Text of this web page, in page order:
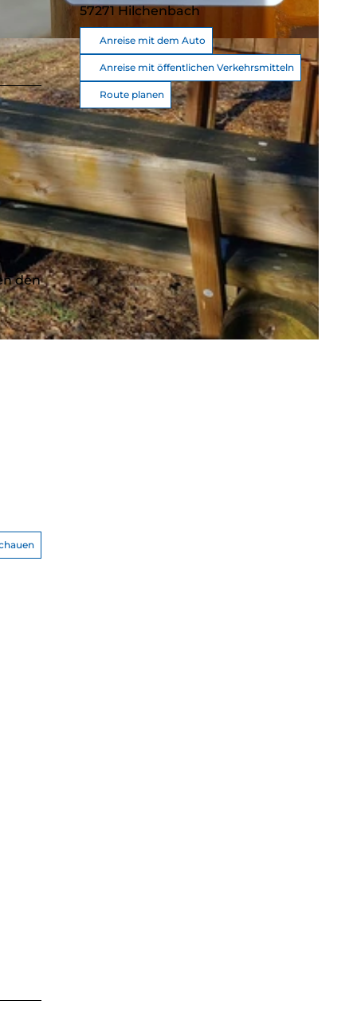
den
57271Hilchenbach
Anreise mit dem Auto
Anreise mit öffentlichen Verkehrsmitteln
Route planen